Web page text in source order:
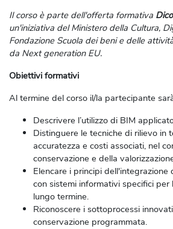
Il corso è parte dell'offerta formativa
un'iniziativa del Ministero della Cultura,
Fondazione Scuola dei beni e delle
da Next generation EU.
Obiettivi formativi
Al termine del corso il/la partecipante
Descrivere l’utilizzo di BIM
Distinguere le tecniche di rilievo in
accuratezza e costi associati, nel
conservazione e della
Elencare i principi dell'integrazione
con sistemi informativi specifici per
lungo termine.
Riconoscere i sottoprocessi
conservazione programmata.